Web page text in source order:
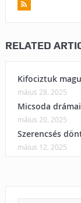
RELATED
Kifociztuk
május 28, 2025
Micsoda
május 20, 2025
Szerencsés
május 12, 2025